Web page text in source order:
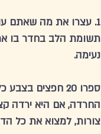
תשומת הלב בחדר בו
נעימה.
החרדה, אם היא ירדה
צורות, למצוא את כל